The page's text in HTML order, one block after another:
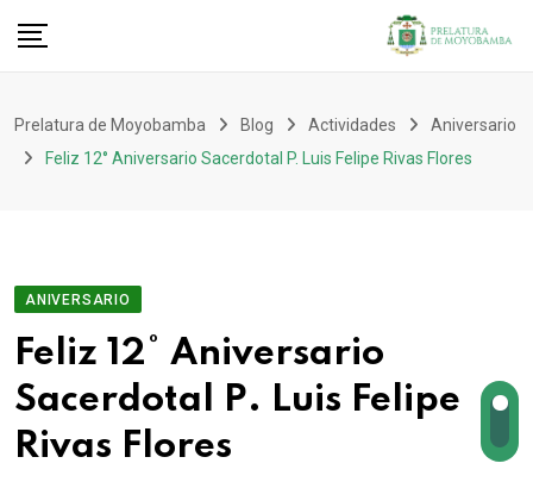
Prelatura de Moyobamba Blog Actividades
Aniversario
Feliz 12° Aniversario Sacerdotal P. Luis Felipe Rivas Flores
ANIVERSARIO
Feliz 12° Aniversario
Sacerdotal P. Luis Felipe
Rivas Flores